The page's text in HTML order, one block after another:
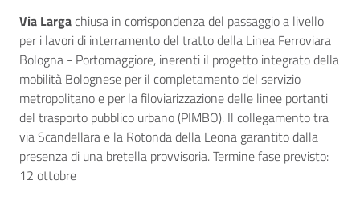
Via Larga chiusa in corrispondenza del passaggio a livello
per i lavori di interramento del tratto della Linea Ferroviara
Bologna - Portomaggiore, inerenti il progetto integrato della
mobilità Bolognese per il completamento del servizio
metropolitano e per la filoviarizzazione delle linee portanti
del trasporto pubblico urbano (PIMBO). Il collegamento tra
via Scandellara e la Rotonda della Leona garantito dalla
presenza di una bretella provvisoria. Termine fase previsto:
12 ottobre